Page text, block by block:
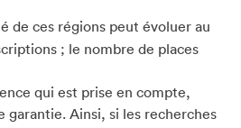
de ces régions peut évoluer au
; le nombre de places
qui est prise en compte,
garantie. Ainsi, si les recherches